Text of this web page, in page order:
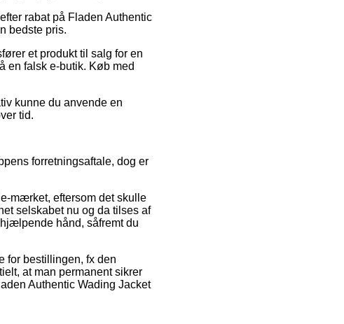
rabat på Fladen Authentic
bedste pris.
et produkt til salg for en
en falsk e-butik. Køb med
kunne du anvende en
tid.
forretningsaftale, dog er
mærket, eftersom det skulle
selskabet nu og da tilses af
hånd, såfremt du
for bestillingen, fx den
at man permanent sikrer
Authentic Wading Jacket